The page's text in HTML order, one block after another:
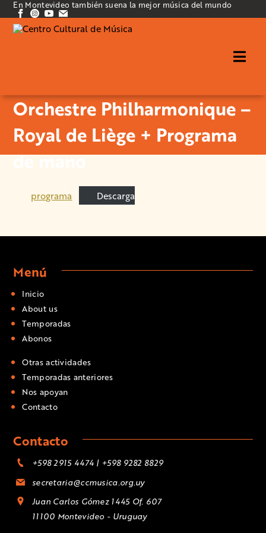
En Montevideo también suena la mejor música del mundo
Orchestre Philharmonique –
Royal de Liège + Programa
de mano
programa Descarga
Menú
Inicio
About us
Temporadas
Abonos
Otras actividades
Temporadas anteriores
Nos apoyan
Contacto
Contacto
+598 2915 4474 | +598 9282 8829
secretaria@ccmusica.org.uy
Juan Carlos Gómez 1445 Of. 607
11100 Montevideo - Uruguay